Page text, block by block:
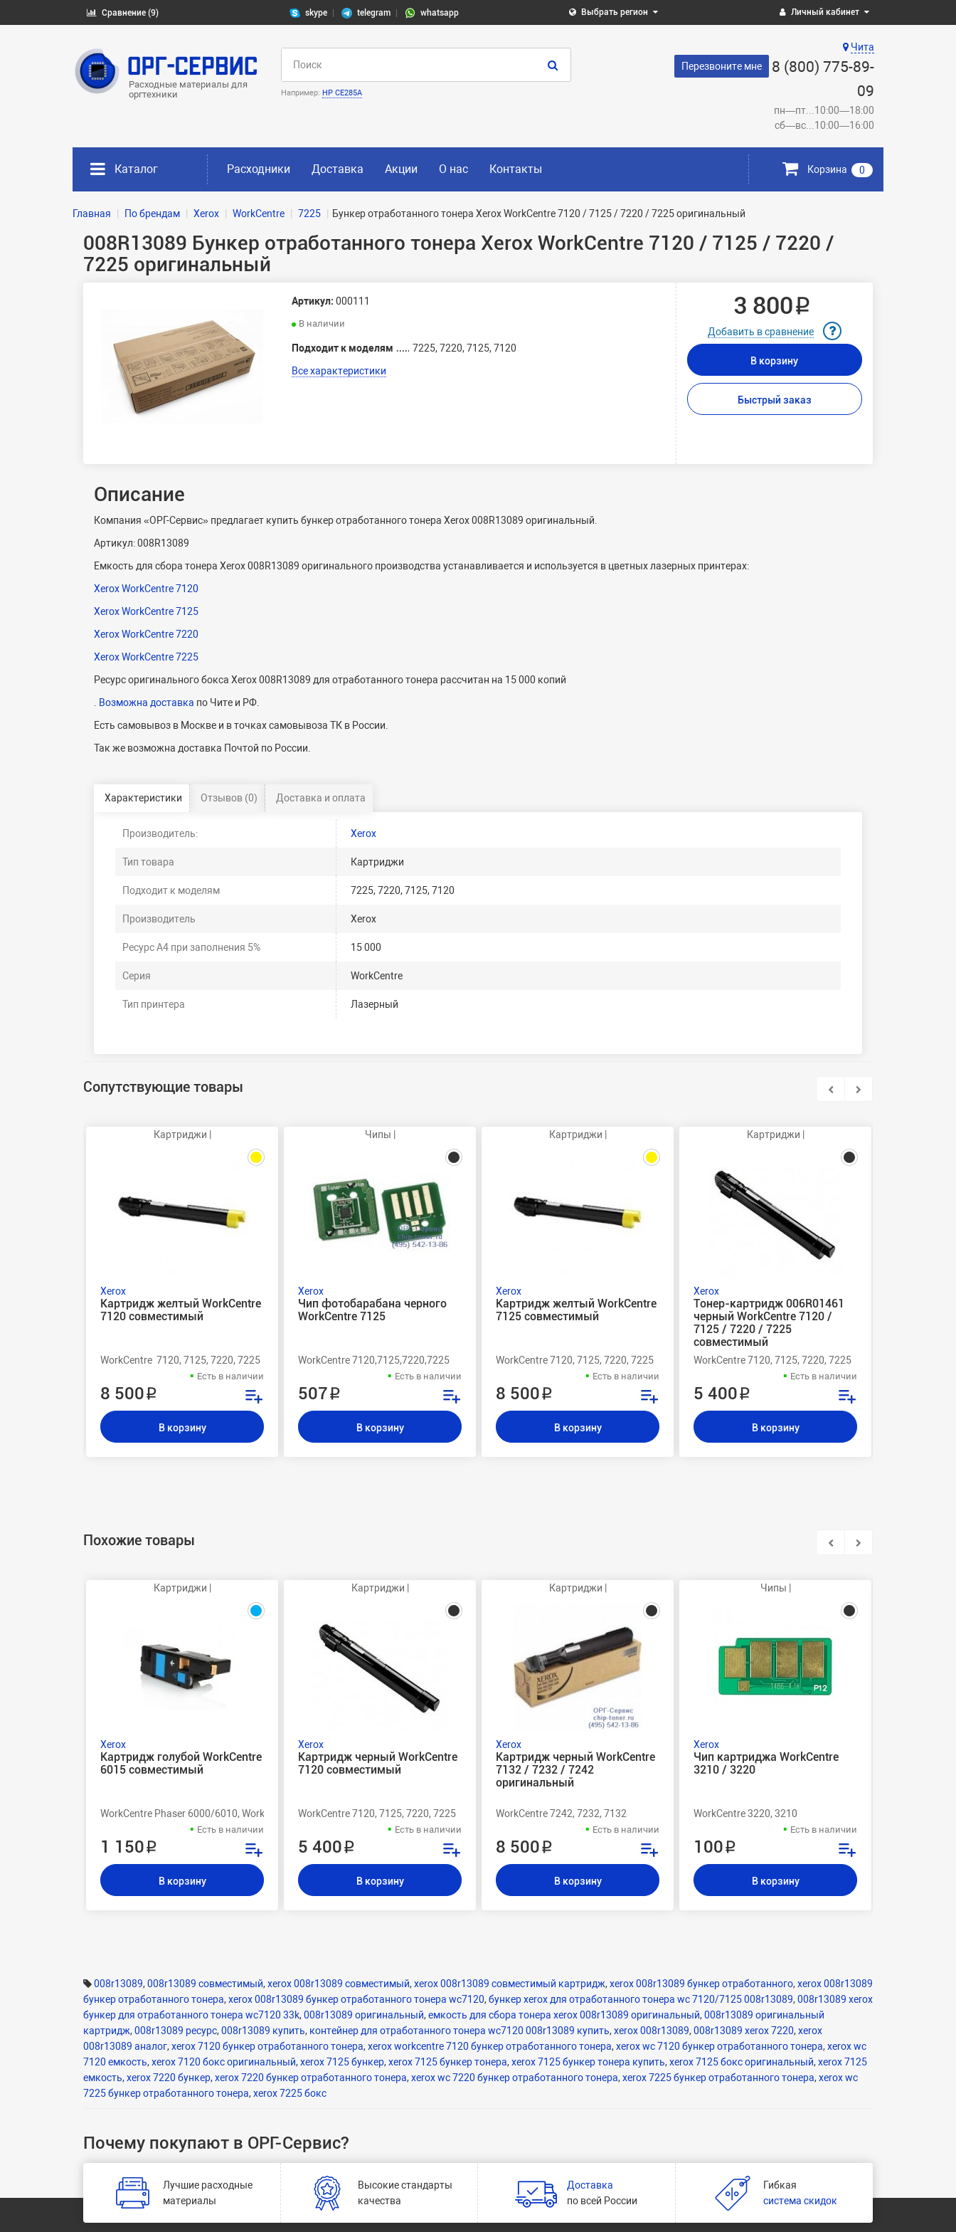
Сравнение (9) skype telegram whatsapp Выбрать регион Личный кабинет
Расходные материалы для
оргтехники
Например: HP CE285A
Чита
Перезвоните мне
8 (800) 775-89-
09
пн—пт...10:00—18:00
сб—вс...10:00—16:00
Каталог Расходники Доставка Акции О нас Контакты Корзина 0
Главная По брендам Xerox WorkCentre 7225 Бункер отработанного тонера Xerox WorkCentre 7120 / 7125 / 7220 / 7225 оригинальный
008R13089 Бункер отработанного тонера Xerox WorkCentre 7120 / 7125 / 7220 /
7225 оригинальный
Артикул: 000111
В наличии
Подходит к моделям
7225, 7220, 7125, 7120
Все характеристики
3 800 ₽
Добавить в сравнение
В корзину
Быстрый заказ
Описание
Компания «ОРГ-Сервис» предлагает купить бункер отработанного тонера Xerox 008R13089 оригинальный.
Артикул: 008R13089
Емкость для сбора тонера Xerox008R13089 оригинального производства устанавливается и используется в цветных лазерных принтерах:
Xerox WorkCentre 7120
Xerox WorkCentre 7125
Xerox WorkCentre 7220
Xerox WorkCentre 7225
Ресурс оригинального бокса Xerox 008R13089 для отработанного тонера рассчитан на 15 000 копий
Возможна доставка по Чите и РФ.
Есть самовывоз в Москве и в точках самовывоза ТК в России.
Так же возможна доставка Почтой по России.
Характеристики Отзывов (0) Доставка и оплата
Производитель: Xerox
Тип товара Картриджи
Подходит к моделям 7225, 7220, 7125, 7120
Производитель Xerox
Ресурс А4 при заполнения 5% 15 000
Серия WorkCentre
Тип принтера Лазерный
Сопутствующие товары
Картриджи |
Xerox
Картридж желтый WorkCentre
7120 совместимый
WorkCentre 7120, 7125, 7220, 7225
Есть в наличии
8 500 ₽
В корзину
Чипы |
Xerox
Чип фотобарабана черного
WorkCentre 7125
WorkCentre 7120,7125,7220,7225
Есть в наличии
507 ₽
В корзину
Картриджи |
Xerox
Картридж желтый WorkCentre
7125 совместимый
WorkCentre 7120, 7125, 7220, 7225
Есть в наличии
8 500 ₽
В корзину
Картриджи |
Xerox
Тонер-картридж 006R01461
черный WorkCentre 7120 /
7125 / 7220 / 7225
совместимый
WorkCentre 7120, 7125, 7220, 7225
Есть в наличии
5 400 ₽
В корзину
Похожие товары
Картриджи |
Xerox
Картридж голубой WorkCentre
6015 совместимый
WorkCentre Phaser 6000/6010, WorkCentre 6015
Есть в наличии
1 150 ₽
В корзину
Картриджи |
Xerox
Картридж черный WorkCentre
7120 совместимый
WorkCentre 7120, 7125, 7220, 7225
Есть в наличии
5 400 ₽
В корзину
Картриджи |
Xerox
Картридж черный WorkCentre
7132 / 7232 / 7242
оригинальный
WorkCentre 7242, 7232, 7132
Есть в наличии
8 500 ₽
В корзину
Чипы |
Xerox
Чип картриджа WorkCentre
3210 / 3220
WorkCentre 3220, 3210
Есть в наличии
100 ₽
В корзину
008r13089, 008r13089 совместимый, xerox 008r13089 совместимый, xerox 008r13089 совместимый картридж, xerox 008r13089 бункер отработанного, xerox 008r13089
бункер отработанного тонера, xerox 008r13089 бункер отработанного тонера wc7120, бункер xerox для отработанного тонера wc 7120/7125 008r13089, 008r13089 xerox
бункер для отработанного тонера wc7120 33k, 008r13089 оригинальный, емкость для сбора тонера xerox 008r13089 оригинальный, 008r13089 оригинальный
картридж, 008r13089 ресурс, 008r13089 купить, контейнер для отработанного тонера wc7120 008r13089 купить, xerox 008r13089, 008r13089 xerox 7220, xerox
008r13089 аналог, xerox 7120 бункер отработанного тонера, xerox workcentre 7120 бункер отработанного тонера, xerox wc 7120 бункер отработанного тонера, xerox wc
7120 емкость, xerox 7120 бокс оригинальный, xerox 7125 бункер, xerox 7125 бункер тонера, xerox 7125 бункер тонера купить, xerox 7125 бокс оригинальный, xerox 7125
емкость, xerox 7220 бункер, xerox 7220 бункер отработанного тонера, xerox wc 7220 бункер отработанного тонера, xerox 7225 бункер отработанного тонера, xerox wc
7225 бункер отработанного тонера, xerox 7225 бокс
Почему покупают в ОРГ-Сервис?
Лучшие расходные
материалы
Высокие стандарты
качества
Доставка
по всей России
Гибкая
система скидок